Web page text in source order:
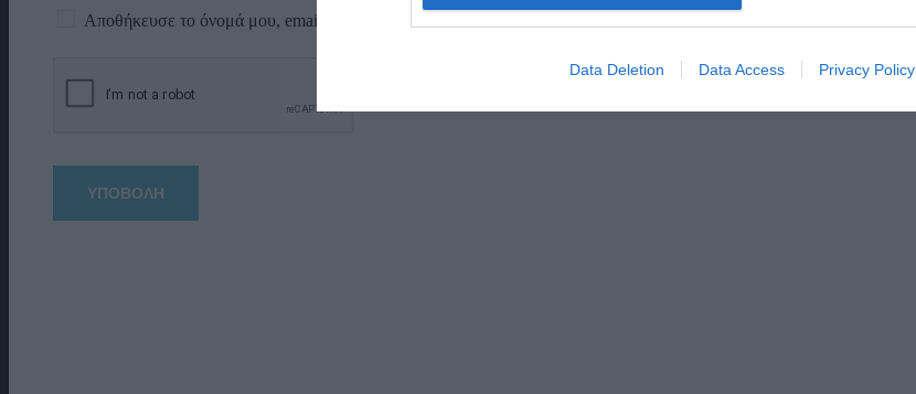
Data Deletion Data Access Privacy Policy
Αποθήκευσε το όνομά μου, email, και τον ιστότοπο μου σε αυτόν τον πλοηγό για την επόμενη φορά που θα σχολιάσω.